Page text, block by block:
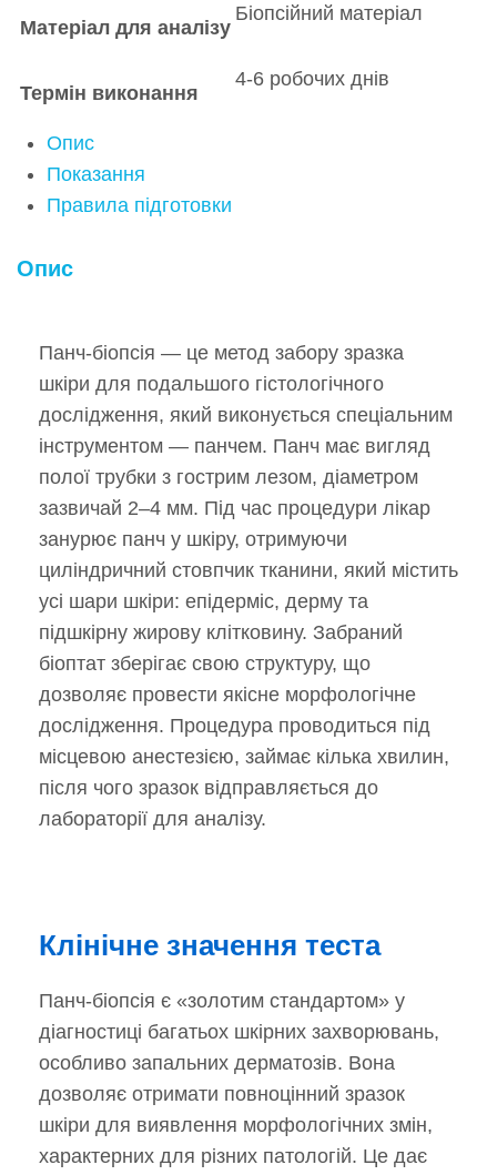
Матеріал для аналізу
Біопсійний матеріал
Термін виконання
4-6 робочих днів
Опис
Показання
Правила підготовки
Опис
Панч-біопсія — це метод забору зразка
шкіри для подальшого гістологічного
дослідження, який виконується спеціальним
інструментом — панчем. Панч має вигляд
полої трубки з гострим лезом, діаметром
зазвичай 2–4 мм. Під час процедури лікар
занурює панч у шкіру, отримуючи
циліндричний стовпчик тканини, який містить
усі шари шкіри: епідерміс, дерму та
підшкірну жирову клітковину. Забраний
біоптат зберігає свою структуру, що
дозволяє провести якісне морфологічне
дослідження. Процедура проводиться під
місцевою анестезією, займає кілька хвилин,
після чого зразок відправляється до
лабораторії для аналізу.
Клінічне значення теста
Панч-біопсія є «золотим стандартом» у
діагностиці багатьох шкірних захворювань,
особливо запальних дерматозів. Вона
дозволяє отримати повноцінний зразок
шкіри для виявлення морфологічних змін,
характерних для різних патологій. Це дає